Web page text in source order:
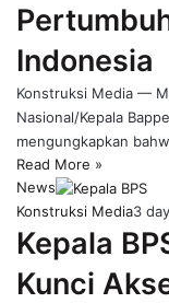
Indonesia
Konstruksi Media —
Nasional/Kepala
mengungkapkan
Read More »
News
Konstruksi Media3
Kepala
Kunci